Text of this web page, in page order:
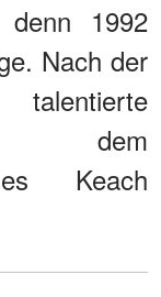
1992
Nach der
dem
Keach